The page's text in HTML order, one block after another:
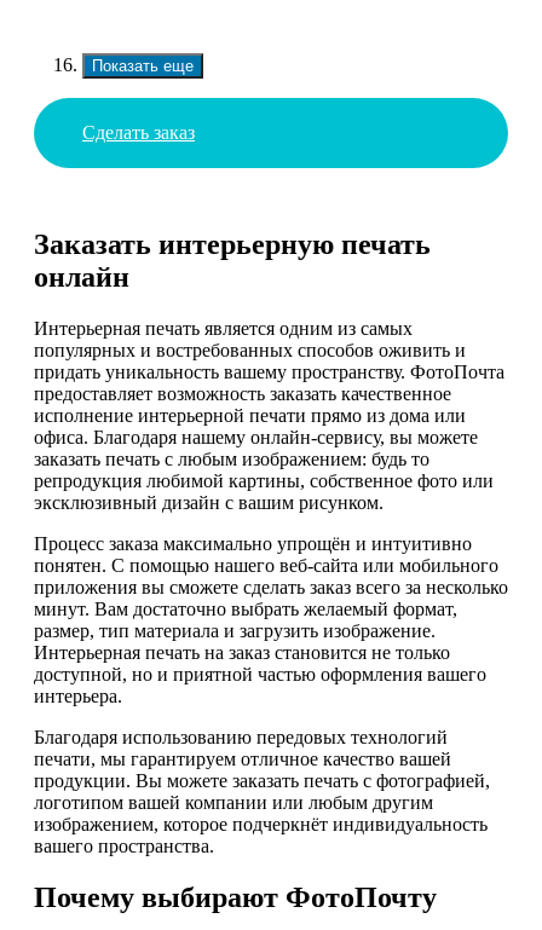
Показать еще
Сделать заказ
Заказать интерьерную печать
онлайн
Интерьерная печать является одним из самых
популярных и востребованных способов оживить и
придать уникальность вашему пространству. ФотоПочта
предоставляет возможность заказать качественное
исполнение интерьерной печати прямо из дома или
офиса. Благодаря нашему онлайн-сервису, вы можете
заказать печать с любым изображением: будь то
репродукция любимой картины, собственное фото или
эксклюзивный дизайн с вашим рисунком.
Процесс заказа максимально упрощён и интуитивно
понятен. С помощью нашего веб-сайта или мобильного
приложения вы сможете сделать заказ всего за несколько
минут. Вам достаточно выбрать желаемый формат,
размер, тип материала и загрузить изображение.
Интерьерная печать на заказ становится не только
доступной, но и приятной частью оформления вашего
интерьера.
Благодаря использованию передовых технологий
печати, мы гарантируем отличное качество вашей
продукции. Вы можете заказать печать с фотографией,
логотипом вашей компании или любым другим
изображением, которое подчеркнёт индивидуальность
вашего пространства.
Почему выбирают ФотоПочту